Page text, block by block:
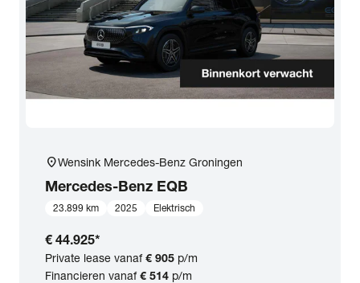
location_onWensink Mercedes-Benz Groningen
Mercedes-Benz EQB
23.899 km 2025 Elektrisch
€ 44.925*
Private lease vanaf€ 905 p/m
Financieren vanaf€ 514 p/m